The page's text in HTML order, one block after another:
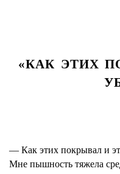
«КАК ЭТИХ
— Как этих покрывал и
Мне пышность тяжела